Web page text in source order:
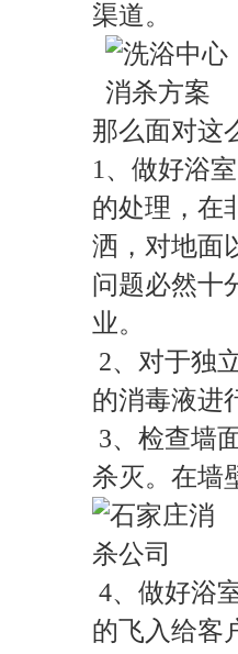
渠道。
那么面对这
1、做好浴
的处理，在
洒，对地面
问题必然十
业。
2、对于独
的消毒液进
3、检查墙
杀灭。在墙
4、做好浴
的飞入给客